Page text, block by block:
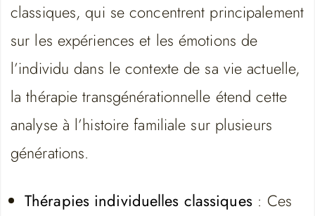
classiques, qui se concentrent principalement
sur les expériences et les émotions de
l’individu dans le contexte de sa vie actuelle,
la thérapie transgénérationnelle étend cette
analyse à l’histoire familiale sur plusieurs
générations.
Thérapies individuelles classiques: Ces